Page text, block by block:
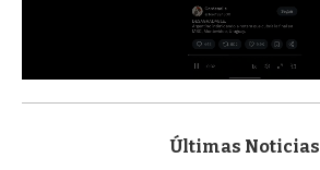
s
Últimas Noticias